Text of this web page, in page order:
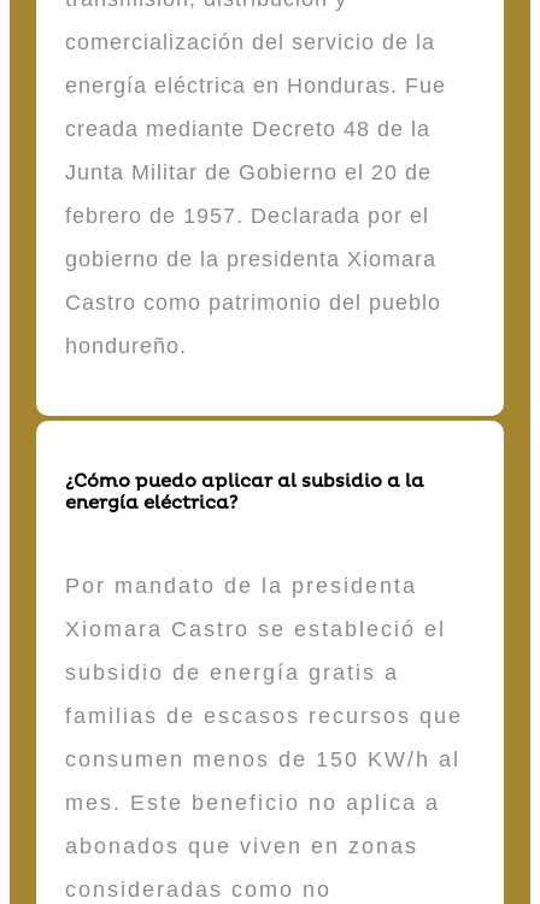
comercialización del servicio de la
energía eléctrica en Honduras. Fue
creada mediante Decreto 48 de la
Junta Militar de Gobierno el 20 de
febrero de 1957. Declarada por el
gobierno de la presidenta Xiomara
Castro como patrimonio del pueblo
hondureño.
¿Cómo puedo aplicar al subsidio a la
energía eléctrica?
Por mandato de la presidenta
Xiomara Castro se estableció el
subsidio de energía gratis a
familias de escasos recursos que
consumen menos de 150 KW/h al
mes. Este beneficio no aplica a
abonados que viven en zonas
consideradas como no